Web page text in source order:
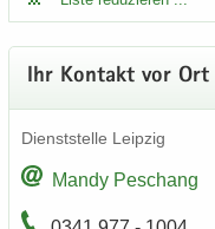
Ihr Kon­takt vor Ort
Dienst­stel­le Leip­zig
Mandy Peschang